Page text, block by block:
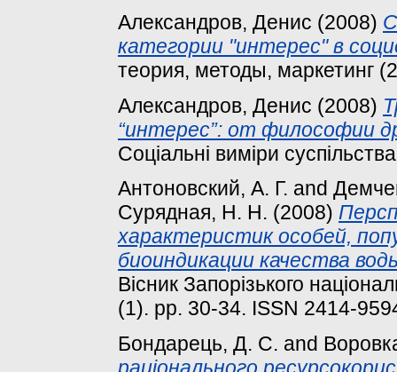
Александров, Денис (2008)
категории "интерес" в
теория, методы, маркетинг
Александров, Денис (2008)
“интерес”: от философии
Соціальні виміри
Антоновский, А. Г. and
Сурядная, Н. Н. (2008)
характеристик особей,
биоиндикации качества
Вісник Запорізького
(1). pp. 30-34. ISSN 2414-
Бондарець, Д. С. and